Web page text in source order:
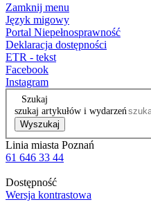
Zamknij menu
Język migowy
Portal Niepełnosprawność
Deklaracja dostępności
ETR - tekst
Facebook
Instagram
Szukaj
szukaj artykułów i wydarzeń
Wyszukaj
Linia miasta Poznań
61 646 33 44
Dostępność
Wersja kontrastowa